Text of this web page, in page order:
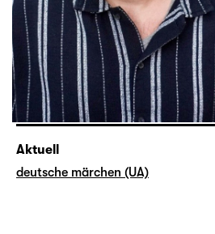
Aktuell
deutsche märchen (UA)